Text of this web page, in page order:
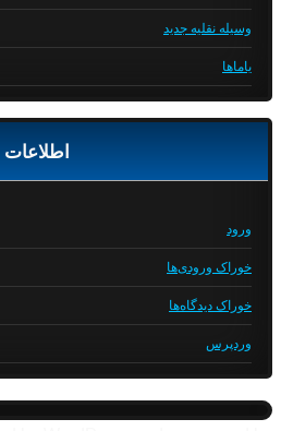
وسیله نقلیه جدید
یاماها
اطلاعات
ورود
خوراک ورودی‌ها
خوراک دیدگاه‌ها
وردپرس